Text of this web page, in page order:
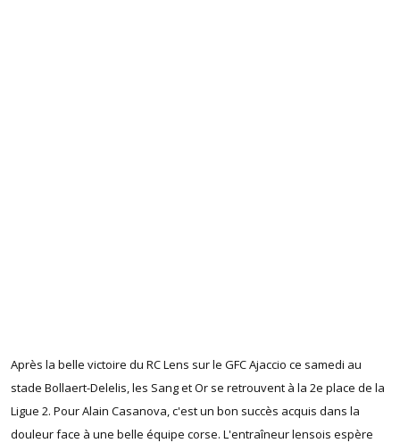
Après la belle victoire du RC Lens sur le GFC Ajaccio ce samedi au
stade Bollaert-Delelis, les Sang et Or se retrouvent à la 2e place de la
Ligue 2. Pour Alain Casanova, c'est un bon succès acquis dans la
douleur face à une belle équipe corse. L'entraîneur lensois espère